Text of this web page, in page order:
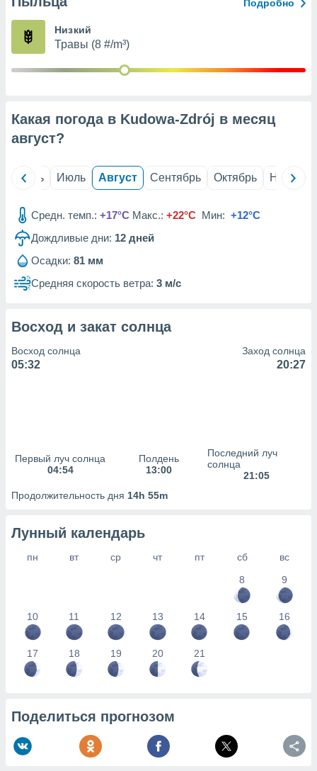
из
рекламы
сведения
Подробно
Низкий
Травы (8 #/m³)
Какая погода в Kudowa-Zdrój в месяц
август?
Июнь Июль Август Сентябрь Октябрь Ноябрь
Средн. темп.: +17°C Макс.: +22°C Мин: +12°C
Дождливые дни: 12 дней
Осадки: 81 мм
Средняя скорость ветра: 3 м/с
Восход и закат солнца
Восход солнца
05:32
Заход солнца
20:27
Первый луч солнца
04:54
Полдень
13:00
Последний луч
солнца
21:05
Продолжительность дня 14h 55m
Лунный календарь
пн вт ср чт пт сб
вс
8
9
10 11 12 13 14 15 16
17 18 19 20 21
Поделиться прогнозом